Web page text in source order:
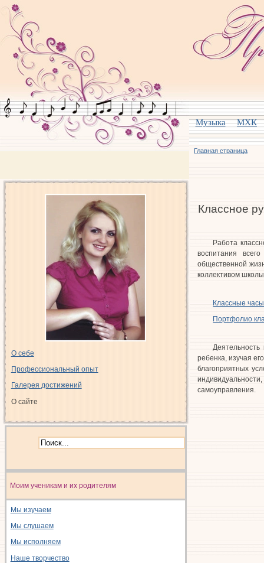
Музыка МХК
Главная страница
О себе
Профессиональный опыт
Галерея достижений
О сайте
Моим ученикам и их родителям
Мы изучаем
Мы слушаем
Мы исполняем
Наше творчество
Классное
Работа
воспитания
общественной
коллективом
Классные часы
Портфолио
ребенка, изучая
благоприятных
самоуправления.